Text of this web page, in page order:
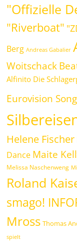
"Offizielle
"Riverboat"
Berg Andreas Gabalier
Woitschack
Alfinito Die
Eurovision
Helene Fischer
Dance Maite
Melissa Naschenweng
Roland
smago!
Mross Thomas
spielt